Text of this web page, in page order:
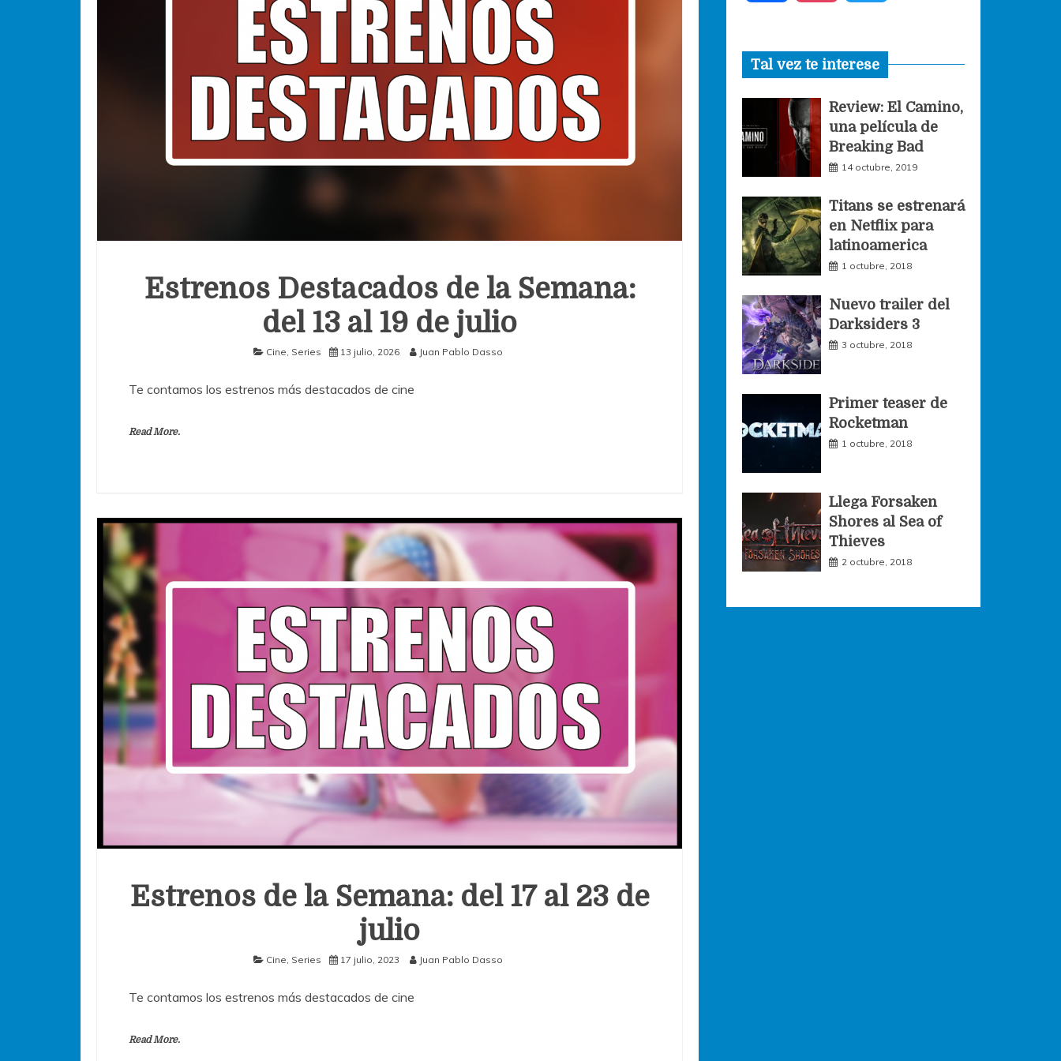
Estrenos Destacados de la Semana:
del 13 al 19 de julio
Cine Series 13 julio, 2026 Juan Pablo Dasso
Te contamos los estrenos más destacados de cine
Read More.
Estrenos de la Semana: del 17 al 23 de
julio
Cine Series 17 julio, 2023 Juan Pablo Dasso
Te contamos los estrenos más destacados de cine
Read More.
c
e
b
o
o
s
t
a
g
r
m
i
t
t
r
Tal vez te interese
Review: El Camino,
una película de
Breaking Bad
14 octubre, 2019
Titans se estrenará
en Netflix para
latinoamerica
1 octubre, 2018
Nuevo trailer del
Darksiders 3
3 octubre, 2018
Primer teaser de
Rocketman
1 octubre, 2018
Llega Forsaken
Shores al Sea of
Thieves
2 octubre, 2018